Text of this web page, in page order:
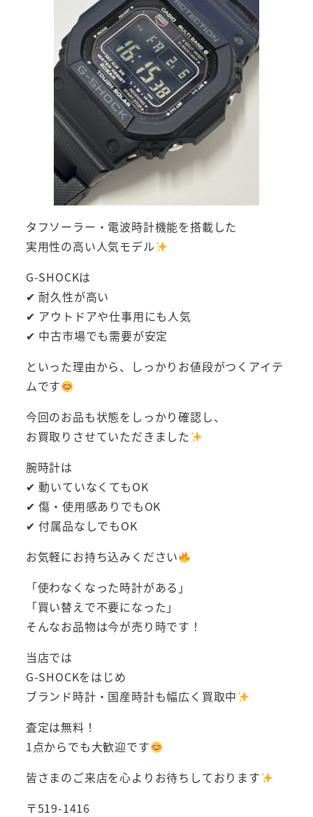
タフソーラー・電波時計機能を搭載した
実用性の高い人気モデル
G-SHOCKは
✔ 耐久性が高い
✔ アウトドアや仕事用にも人気
✔ 中古市場でも需要が安定
といった理由から、しっかりお値段がつくアイテ
ムです
今回のお品も状態をしっかり確認し、
お買取りさせていただきました
腕時計は
✔ 動いていなくてもOK
✔ 傷・使用感ありでもOK
✔ 付属品なしでもOK
お気軽にお持ち込みください
「使わなくなった時計がある」
「買い替えで不要になった」
そんなお品物は今が売り時です！
当店では
G-SHOCKをはじめ
ブランド時計・国産時計も幅広く買取中
査定は無料！
1点からでも大歓迎です
皆さまのご来店を心よりお待ちしております
〒519-1416